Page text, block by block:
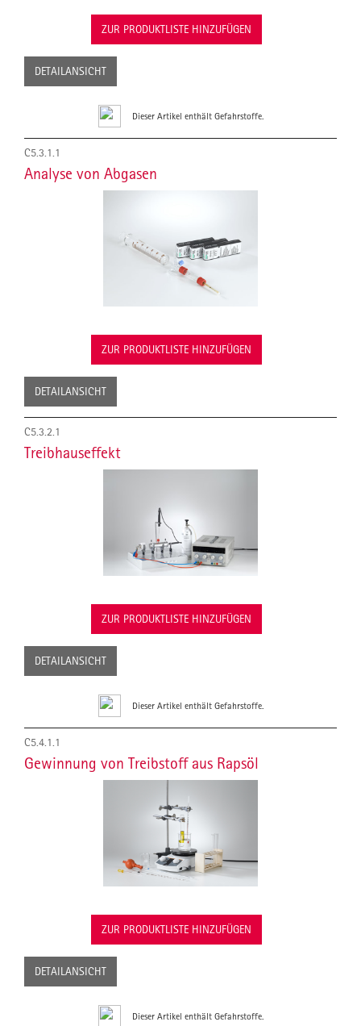
ZUR PRODUKTLISTE HINZUFÜGEN
DETAILANSICHT
Dieser Artikel enthält Gefahrstoffe.
C5.3.1.1
Analyse von Abgasen
ZUR PRODUKTLISTE HINZUFÜGEN
DETAILANSICHT
C5.3.2.1
Treibhauseffekt
ZUR PRODUKTLISTE HINZUFÜGEN
DETAILANSICHT
Dieser Artikel enthält Gefahrstoffe.
C5.4.1.1
Gewinnung von Treibstoff aus Rapsöl
ZUR PRODUKTLISTE HINZUFÜGEN
DETAILANSICHT
Dieser Artikel enthält Gefahrstoffe.